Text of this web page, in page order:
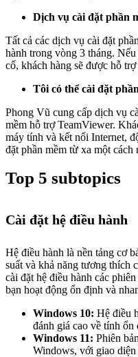
Dịch vụ cài đặt phần
Tất cả các dịch vụ cài đặt
hành trong vòng 3 tháng.
cố, khách hàng sẽ được hỗ
Tôi có thể cài đặt
Phong Vũ cung cấp dịch vụ
mềm hỗ trợ TeamViewer.
máy tính và kết nối Internet,
đặt phần mềm từ xa một
Top 5 subtopics
Cài đặt hệ điều hành
Hệ điều hành là nền tảng cơ
suất và khả năng tương thích
cài đặt hệ điều hành các
bạn hoạt động ổn định và
Windows 10: Hệ điều
đánh giá cao về tính
Windows 11: Phiên
Windows, với giao